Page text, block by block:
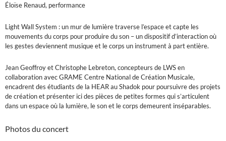
Éloïse Renaud, performance
Light Wall System : un mur de lumière traverse l’espace et capte les
mouvements du corps pour produire du son – un dispositif d’interaction où
les gestes deviennent musique et le corps un instrument à part entière.
Jean Geoffroy et Christophe Lebreton, concepteurs de LWS en
collaboration avec GRAME Centre National de Création Musicale,
encadrent des étudiants de la HEAR au Shadok pour poursuivre des projets
de création et présenter ici des pièces de petites formes qui s’articulent
dans un espace où la lumière, le son et le corps demeurent inséparables.
Photos du concert